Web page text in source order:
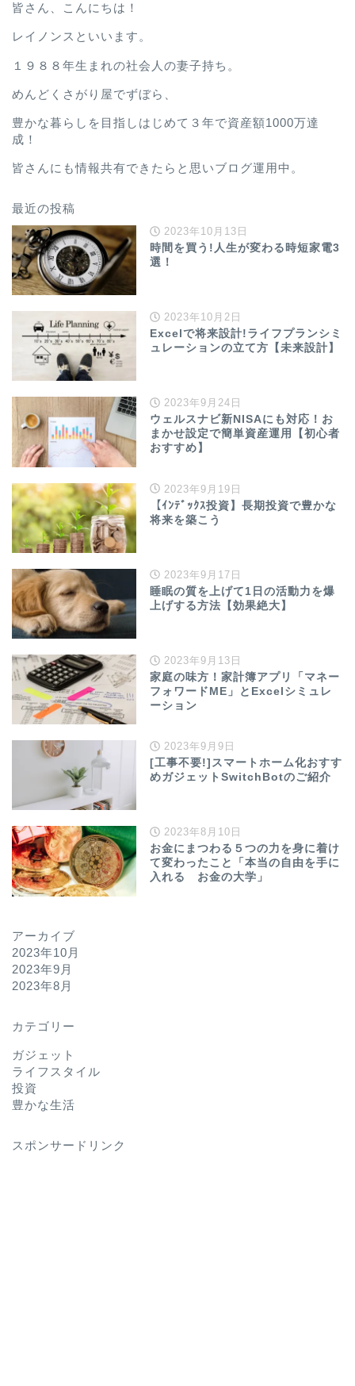
皆さん、こんにちは！
レイノンスといいます。
１９８８年生まれの社会人の妻子持ち。
めんどくさがり屋でずぼら、
豊かな暮らしを目指しはじめて３年で資産額1000万達
成！
皆さんにも情報共有できたらと思いブログ運用中。
最近の投稿
2023年10月13日
時間を買う!人生が変わる時短家電3
選！
2023年10月2日
Excelで将来設計!ライフプランシミ
ュレーションの立て方【未来設計】
2023年9月24日
ウェルスナビ新NISAにも対応！お
まかせ設定で簡単資産運用【初心者
おすすめ】
2023年9月19日
【ｲﾝﾃﾞｯｸｽ投資】長期投資で豊かな
将来を築こう
2023年9月17日
睡眠の質を上げて1日の活動力を爆
上げする方法【効果絶大】
2023年9月13日
家庭の味方！家計簿アプリ「マネー
フォワードME」とExcelシミュレ
ーション
2023年9月9日
[工事不要!]スマートホーム化おすす
めガジェットSwitchBotのご紹介
2023年8月10日
お金にまつわる５つの力を身に着け
て変わったこと「本当の自由を手に
入れる お金の大学」
アーカイブ
2023年10月
2023年9月
2023年8月
カテゴリー
ガジェット
ライフスタイル
投資
豊かな生活
スポンサードリンク